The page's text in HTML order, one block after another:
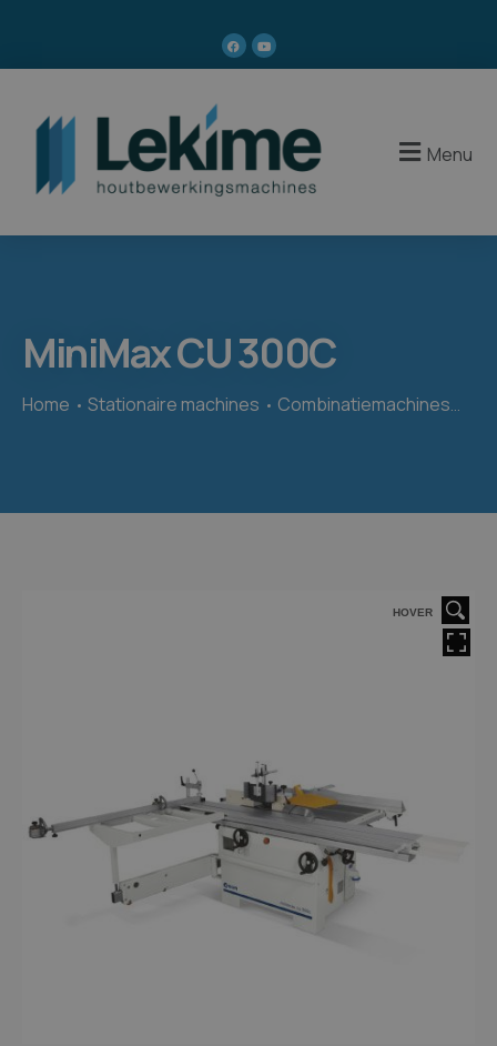
Menu
MiniMax CU 300C
Home Stationaire machines Combinatiemachines
HOVER